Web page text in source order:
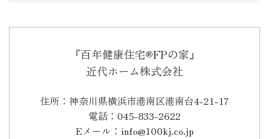
『百年健康住宅®FPの家』
近代ホーム株式会社
住所：神奈川県横浜市港南区港南台4-21-17
電話：045-833-2622
Eメール：info@100kj.co.jp